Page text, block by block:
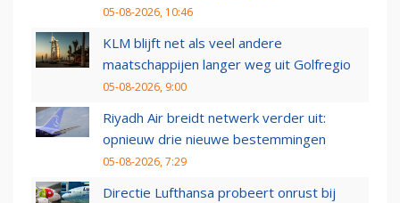
05-08-2026, 10:46
KLM blijft net als veel andere
maatschappijen langer weg uit Golfregio
05-08-2026, 9:00
Riyadh Air breidt netwerk verder uit:
opnieuw drie nieuwe bestemmingen
05-08-2026, 7:29
Directie Lufthansa probeert onrust bij